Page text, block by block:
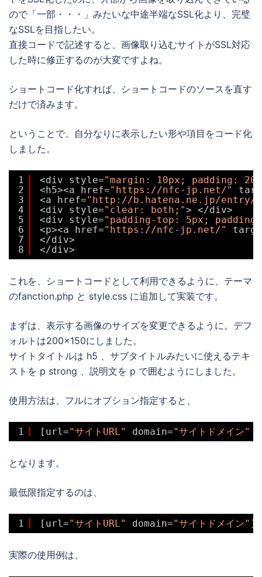
ので「一部・・・」みたいな中途半端なSSL化より、完璧
なSSLを目指したい。
直接コードで記述すると、画像取り込むサイトがSSL対応
した時に修正するのが大変ですよね。
ショートコード化すれば、ショートコードのソースを直す
だけで済みます。
ということで、自分なりに表示したい形や項目をコード化
しました。
1
2
3
4
5
6
7
8
<div style="margin: 10px; padding:
<h5><a href="https://nfc-jp.net/"
<a href="http://b.hatena.ne.jp/
<div style="clear: both;"> </div>
<div style="padding-top: 5px;
<p><a href="https://nfc-jp.net/"
</div>
</div>
これを、ショートコードとして利用できるように、テーマ
のfanction.php と style.css に追加して実装です。
まずは、表示する画像のサイズを変更できるように。デフ
ォルトは200×150にしました。
サイトタイトルは h5 、サブタイトルみたいに使えるテキ
ストを p strong 、説明文を p で囲むようにしました。
使用方法は、フルにオプション指定すると、
1 [url="サイトURL" domain="サイトドメイン"
となります。
最低限指定するのは、
1 [url="サイトURL" domain="サイトドメイン" ]
実際の使用例は、